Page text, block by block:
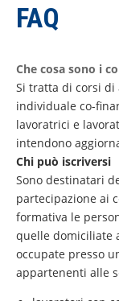
FAQ
Che cosa sono i
Si tratta di corsi di
individuale co-
lavoratrici e
intendono
Chi può iscriversi
Sono destinatari
partecipazione ai
formativa le
quelle domiciliate
occupate presso
appartenenti alle